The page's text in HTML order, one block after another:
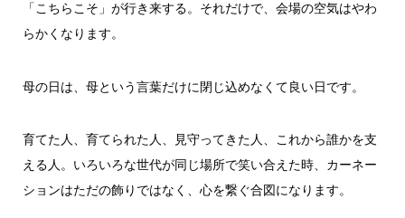
「こちらこそ」が行き来する。それだけで、会場の空気はやわ
らかくなります。
母の日は、母という言葉だけに閉じ込めなくて良い日です。
育てた人、育てられた人、見守ってきた人、これから誰かを支
える人。いろいろな世代が同じ場所で笑い合えた時、カーネー
ションはただの飾りではなく、心を繋ぐ合図になります。